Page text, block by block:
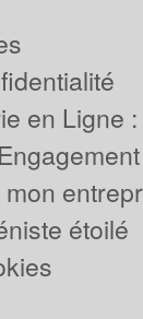
en Ligne
étoilé